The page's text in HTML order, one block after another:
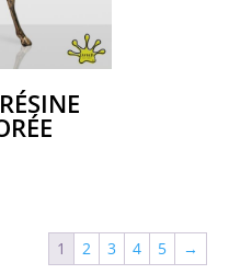
1 2 3 4 5 →